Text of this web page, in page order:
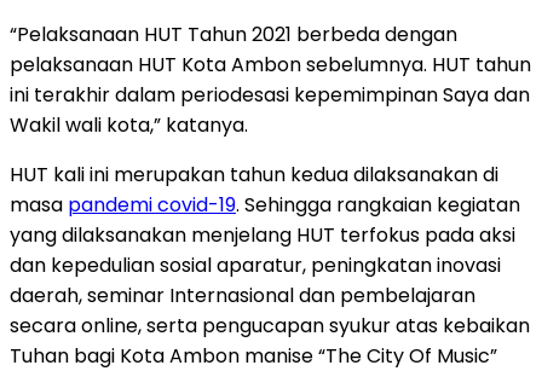
“Pelaksanaan HUT Tahun 2021 berbeda dengan
pelaksanaan HUT Kota Ambon sebelumnya. HUT tahun
ini terakhir dalam periodesasi kepemimpinan Saya dan
Wakil wali kota,” katanya.
HUT kali ini merupakan tahun kedua dilaksanakan di
masa pandemi covid-19. Sehingga rangkaian kegiatan
yang dilaksanakan menjelang HUT terfokus pada aksi
dan kepedulian sosial aparatur, peningkatan inovasi
daerah, seminar Internasional dan pembelajaran
secara online, serta pengucapan syukur atas kebaikan
Tuhan bagi Kota Ambon manise “The City Of Music”